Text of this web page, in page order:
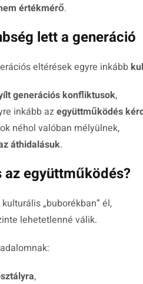
értékmérő.
lett a generáció
eltérések egyre inkább
generációs konfliktusok,
inkább azegyüttműködés
néhol valóban mélyülnek,
áthidalásuk.
együttműködés?
„buborékban” él,
lehetetlenné válik.
,